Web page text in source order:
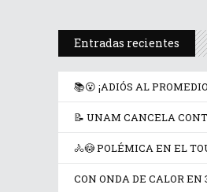
Entradas recientes
📚😮 ¡ADIÓS AL
📝 UNAM CANCELA
🚴😳 POLÉMICA EN EL
CON ONDA DE CALOR